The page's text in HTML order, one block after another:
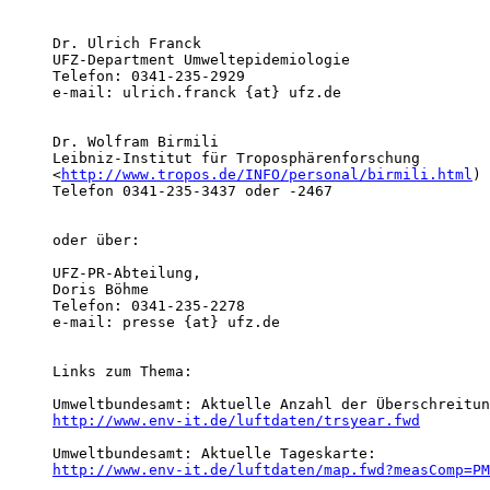
Dr. Ulrich Franck
UFZ-Department Umweltepidemiologie
Telefon: 0341-235-2929
e-mail: ulrich.franck {at} ufz.de
Dr. Wolfram Birmili
Leibniz-Institut für Troposphärenforschung
<http://www.tropos.de/INFO/personal/birmili.html )
Telefon 0341-235-3437 oder -2467
oder über:
UFZ-PR-Abteilung,
Doris Böhme
Telefon: 0341-235-2278
e-mail: presse {at} ufz.de
Links zum Thema:
http://www.env-it.de/luftdaten/trsyear.fwd
http://www.env-it.de/luftdaten/